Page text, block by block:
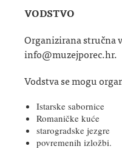
VODSTVO
Organizirana stručna
info@muzejporec.hr.
Vodstva se mogu
Istarske sabornice
Romaničke kuće
starogradske jezgre
povremenih izložbi.